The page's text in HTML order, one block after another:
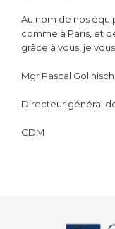
Au nom de nos
comme à Paris, et
grâce à vous, je
Mgr Pascal Gollnisch
Directeur général
CDM